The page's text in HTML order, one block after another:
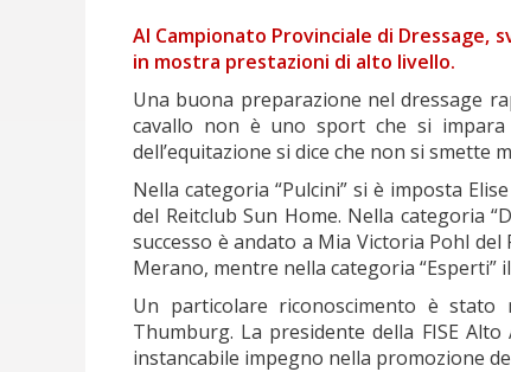
Al Campionato Provinciale di Dressage,
in mostra prestazioni di alto livello.
Una buona preparazione nel dressage
cavallo non è uno sport che si impara
dell’equitazione si dice che non si smette
Nella categoria “Pulcini” si è imposta
del Reitclub Sun Home. Nella categoria
successo è andato a Mia Victoria Pohl
Merano, mentre nella categoria
Un particolare riconoscimento è stato
Thumburg. La presidente della FISE
instancabile impegno nella promozione